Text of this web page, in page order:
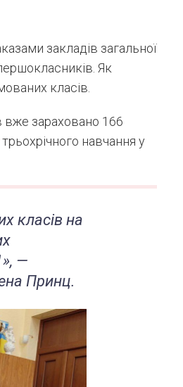
закладів загальної
Як
класів.
вже зараховано 166
трьохрічного навчання у
класів на
—
Принц.